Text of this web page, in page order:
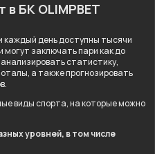
в БК OLIMPBET
каждый день доступны тысячи
заключать пари как до
статистику,
а также прогнозировать
виды спорта, на которые можно
уровней, в том числе